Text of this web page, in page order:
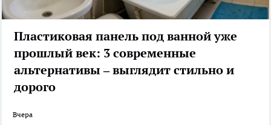
Пластиковая панель под ванной уже
прошлый век: 3 современные
альтернативы – выглядит стильно и
дорого
Вчера